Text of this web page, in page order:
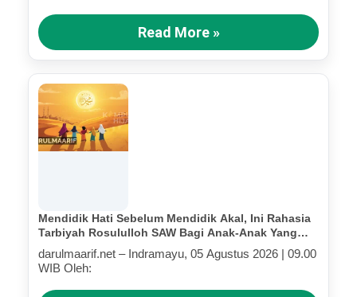
Read More »
Mendidik Hati Sebelum Mendidik Akal, Ini Rahasia
Tarbiyah Rosululloh SAW Bagi Anak-Anak Yang
Terluka (Bagian III)
darulmaarif.net – Indramayu, 05 Agustus 2026 | 09.00
WIB Oleh: